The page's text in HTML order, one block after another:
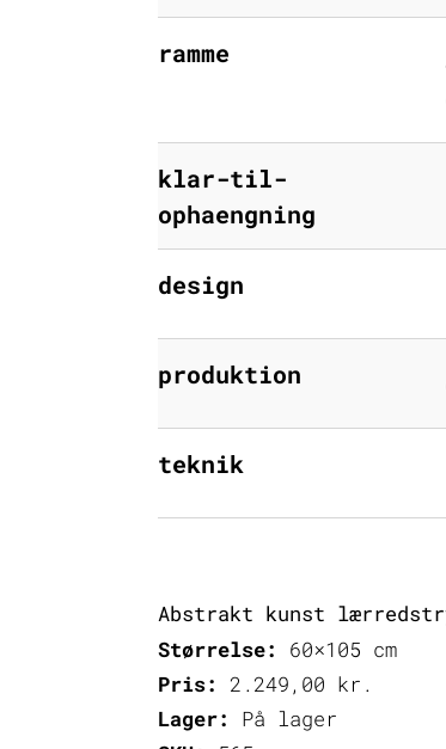
ramme
klar-til-
ophaengning
design
produktion
teknik
Abstrakt kunst
Størrelse:
60×105 cm
Pris:
2.249,00 kr.
Lager:
På lager